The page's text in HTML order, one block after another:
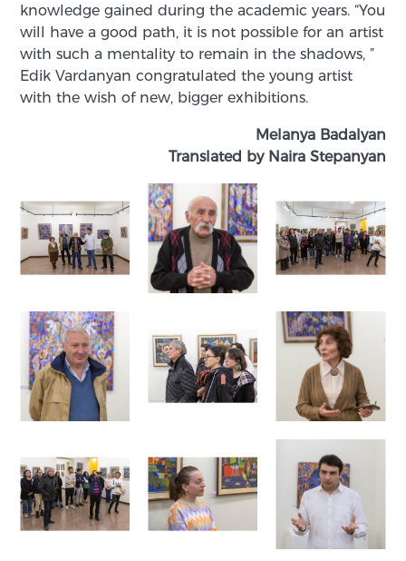
knowledge gained during the academic years. “You
will have a good path, it is not possible for an artist
with such a mentality to remain in the shadows, ”
Edik Vardanyan congratulated the young artist
with the wish of new, bigger exhibitions.
Melanya Badalyan
Translated by Naira Stepanyan